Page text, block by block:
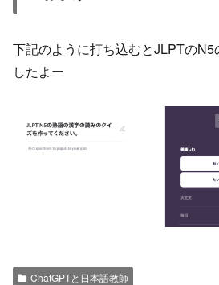
下記のように打ち込むとJLPTのN5
したよー
ChatGPTと日本語教師